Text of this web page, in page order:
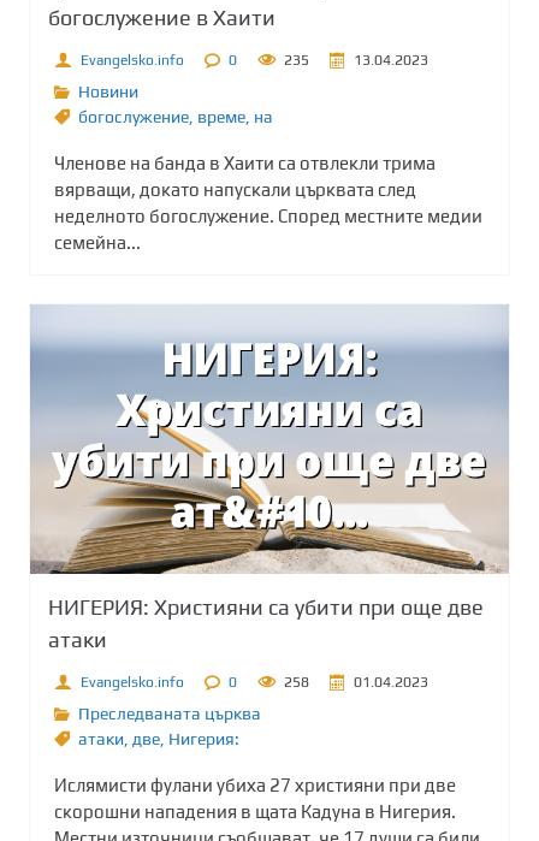
богослужение в Хаити
Evangelsko.info 0 235 13.04.2023
Новини
богослужение, време, на
Членове на банда в Хаити са отвлекли трима
вярващи, докато напускали църквата след
неделното богослужение. Според местните медии
семейна...
НИГЕРИЯ: Християни са убити при още две
атаки
Evangelsko.info 0 258 01.04.2023
Преследваната църква
атаки две Нигерия:
Ислямисти фулани убиха 27 християни при две
скорошни нападения в щата Кадуна в Нигерия.